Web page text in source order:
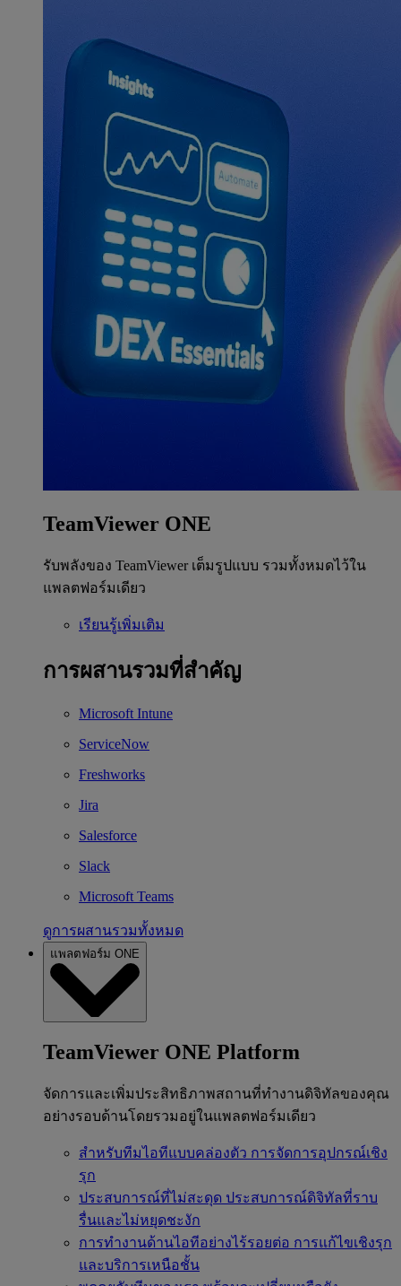
TeamViewer ONE
รับพลังของ TeamViewer เต็มรูปแบบ รวมทั้งหมดไว้ใน
แพลตฟอร์มเดียว
เรียนรู้เพิ่มเติม
การผสานรวมที่สำคัญ
Microsoft Intune
ServiceNow
Freshworks
Jira
Salesforce
Slack
Microsoft Teams
ดูการผสานรวมทั้งหมด
แพลตฟอร์ม ONE
TeamViewer ONE Platform
จัดการและเพิ่มประสิทธิภาพสถานที่ทำงานดิจิทัลของคุณ
อย่างรอบด้านโดยรวมอยู่ในแพลตฟอร์มเดียว
สำหรับทีมไอทีแบบคล่องตัว การจัดการอุปกรณ์เชิง
รุก
ประสบการณ์ที่ไม่สะดุด ประสบการณ์ดิจิทัลที่ราบ
รื่นและไม่หยุดชะงัก
การทำงานด้านไอทีอย่างไร้รอยต่อ การแก้ไขเชิงรุก
และบริการเหนือชั้น